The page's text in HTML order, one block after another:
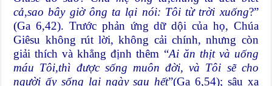
cả,sao bây giờ ông ta lại nói: Tôi từ trời xuống?”
(Ga 6,42). Trước phản ứng dữ dội của họ, Chúa
Giêsu không rút lời, không cải chính, nhưng còn
giải thích và khẳng định thêm “Ai ăn thịt và uống
máu Tôi,thì được sống muôn đời, và Tôi sẽ cho
người ấy sống lại ngày sau hết”(Ga 6,54); sâu xa